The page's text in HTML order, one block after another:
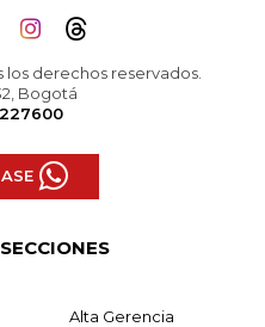
los derechos reservados.
Bogotá
Alta Gerencia